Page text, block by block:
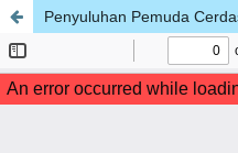
Penyuluhan Pemuda